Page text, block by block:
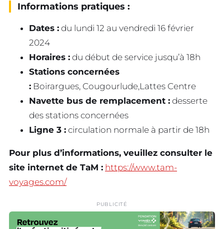
Informations pratiques :
Dates : du lundi 12 au vendredi 16 février
2024
Horaires : du début de service jusqu’à 18h
Stations concernées
: Boirargues, Cougourlude,Lattes Centre
Navette bus de remplacement : desserte
des stations concernées
Ligne 3 : circulation normale à partir de 18h
Pour plus d’informations, veuillez consulter le
site internet de TaM : https://www.tam-
voyages.com/
PUBLICITÉ